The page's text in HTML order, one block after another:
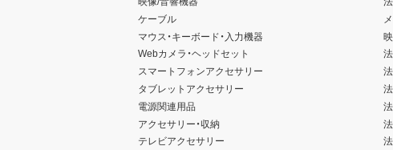
ケーブル
マウス・キーボード・入力機器
Webカメラ・ヘッドセット
スマートフォンアクセサリー
タブレットアクセサリー
電源関連用品
アクセサリー・収納
テレビアクセサリー